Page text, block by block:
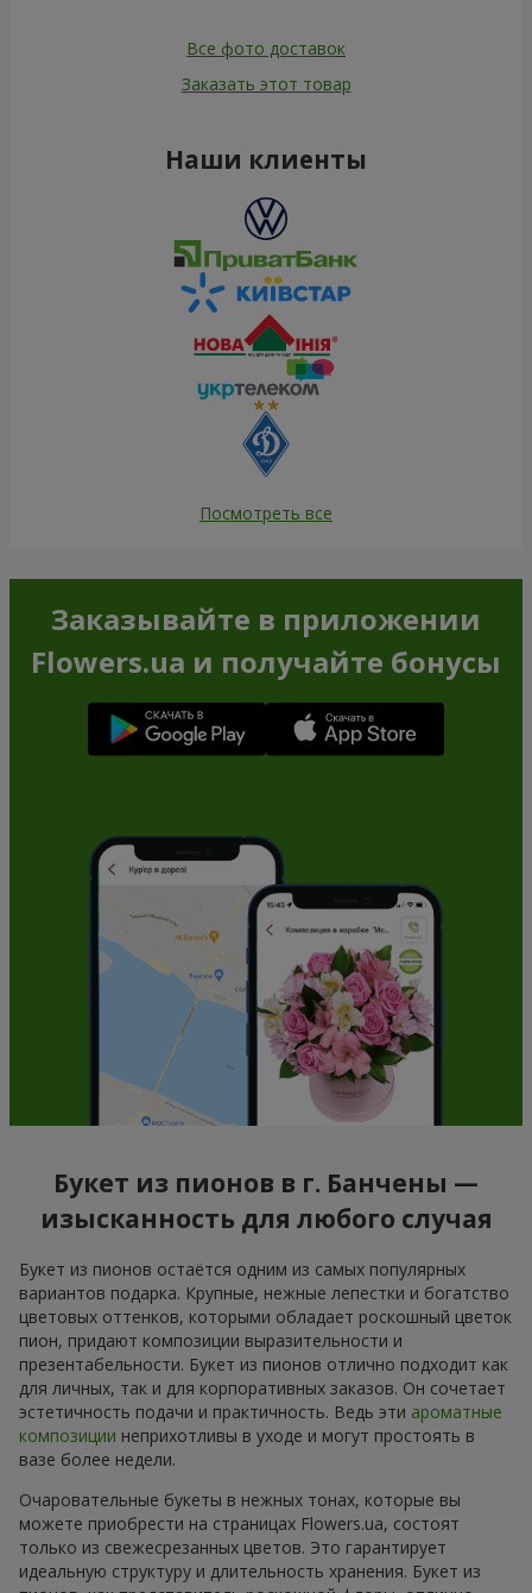
Все фото доставок
Заказать этот товар
Наши клиенты
Посмотреть все
Заказывайте в приложении
Flowers.ua и получайте бонусы
Букет из пионов в г. Банчены —
изысканность для любого случая
Букет из пионов остаётся одним из самых популярных
вариантов подарка. Крупные, нежные лепестки и богатство
цветовых оттенков, которыми обладает роскошный цветок
пион, придают композиции выразительности и
презентабельности. Букет из пионов отлично подходит как
для личных, так и для корпоративных заказов. Он сочетает
эстетичность подачи и практичность. Ведь эти ароматные
композиции неприхотливы в уходе и могут простоять в
вазе более недели.
Очаровательные букеты в нежных тонах, которые вы
можете приобрести на страницах Flowers.ua, состоят
только из свежесрезанных цветов. Это гарантирует
идеальную структуру и длительность хранения. Букет из